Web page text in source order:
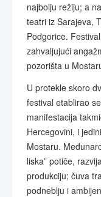
najbolju režiju; a
teatri iz Sarajeva,
Podgorice.
zahvaljujući
pozorišta u
U protekle skoro
festival etablirao
manifestacija
Hercegovini, i
Mostaru.
liska” potiče,
produkciju; čuva
podneblju i